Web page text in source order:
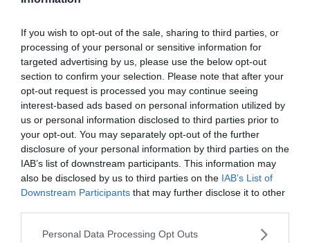
If you wish to opt-out of the sale, sharing to third parties, or
processing of your personal or sensitive information for
targeted advertising by us, please use the below opt-out
section to confirm your selection. Please note that after your
opt-out request is processed you may continue seeing
interest-based ads based on personal information utilized by
us or personal information disclosed to third parties prior to
your opt-out. You may separately opt-out of the further
disclosure of your personal information by third parties on the
IAB’s list of downstream participants. This information may
also be disclosed by us to third parties on the IAB’s List of
Downstream Participants that may further disclose it to other
Personal Data Processing Opt Outs
ce sentier sera idéal ! Situé à l’extérieur de la ville, vous
pourrez y pratiquer le VTT, la course et la randonnée, car
il offre de nombreuses pistes couvrant plus de 160 km et
donnant d’incroyables vues sur la ville en contrebas.
7. La plaine de Bonneville Salt Flats